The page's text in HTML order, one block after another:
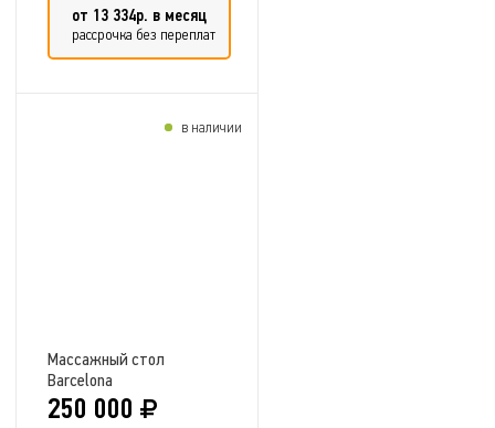
от 13 334р. в месяц
рассрочка без переплат
Массажный стол
Barcelona
250 000
в наличии